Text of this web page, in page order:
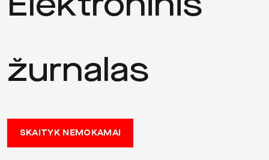
žurnalas
SKAITYK NEMOKAMAI